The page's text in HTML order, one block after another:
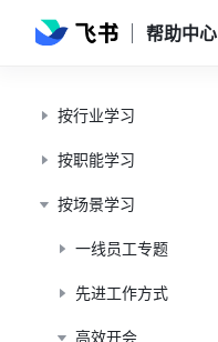
帮助中心
按行业学习
按职能学习
按场景学习
一线员工专题
先进工作方式
高效开会